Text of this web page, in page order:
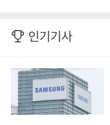
인기기사